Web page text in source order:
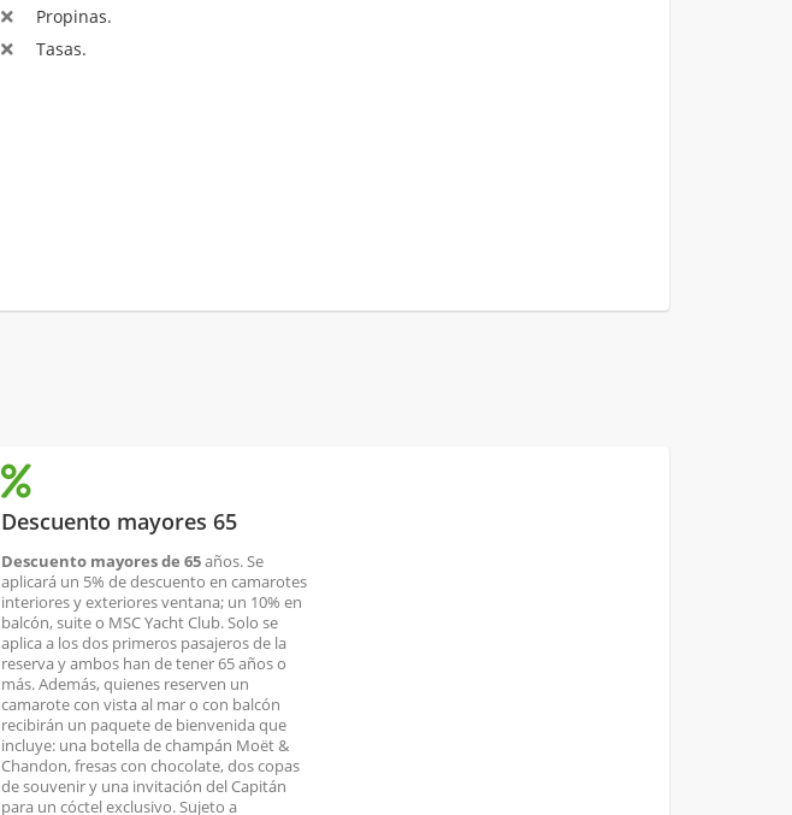
Propinas.
Tasas.
Descuento mayores 65
Descuento mayores de 65años. Se
aplicará un 5% de descuento en camarotes
interiores y exteriores ventana; un 10% en
balcón, suite o MSC Yacht Club. Solo se
aplica a los dos primeros pasajeros de la
reserva y ambos han de tener 65 años o
más. Además, quienes reserven un
camarote con vista al mar o con balcón
recibirán un paquete de bienvenida que
incluye: una botella de champán Moët &
Chandon, fresas con chocolate, dos copas
de souvenir y una invitación del Capitán
para un cóctel exclusivo. Sujeto a